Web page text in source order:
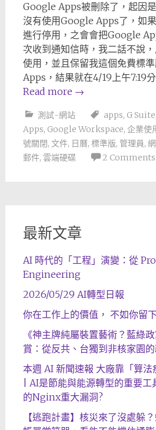
Google Apps被刪除了，起因
沒有使用Google Apps了，如
進行停用，之會會把Google
次收到通知信時，我二話不說
使用，並且保留我這個免費標
Apps，結果就在4/19上午7:19
Read more →
測試-網站 apps, G Suite
Apps, Google Workspace, 企業使
號關閉, 文件, 日曆, 標準版, 管理員,
郵件, 雲端硬碟 2 Comments
最新文章
AI 時代的「工程」演變：從
Engineering
2026/05/29 AI轉型日報
你在工作上的價值， 不如你留
《神主牌純屬裝置藝術？藍綠
賞：從反共、台獨到非核家園的
本週 AI 新聞速報 大廠靠「算
| AI是節能與能源轉型的重要
的Nginx重大漏洞?
【逃跑計畫】核災來了沒處躲